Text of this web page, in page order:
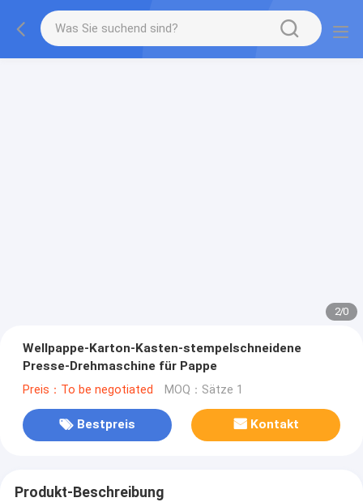
2/0
Wellpappe-Karton-Kasten-stempelschneidene
Presse-Drehmaschine für Pappe
Preis：To be negotiated MOQ：Sätze 1
Bestpreis Kontakt
Produkt-Beschreibung